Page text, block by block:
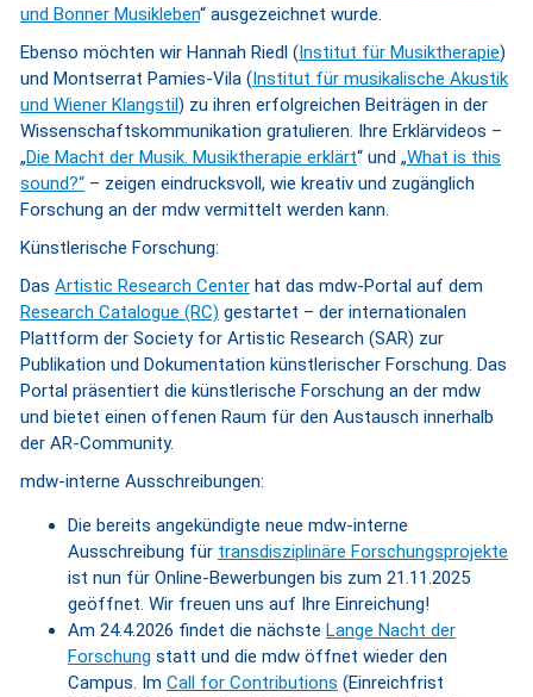
und Bonner Musikleben“ ausgezeichnet wurde.
Ebenso möchten wir Hannah Riedl (Institut für Musiktherapie)
und Montserrat Pamies-Vila (Institut für musikalische Akustik
und Wiener Klangstil) zu ihren erfolgreichen Beiträgen in der
Wissenschaftskommunikation gratulieren. Ihre Erklärvideos –
„Die Macht der Musik. Musiktherapie erklärt“ und „What is this
sound?“ – zeigen eindrucksvoll, wie kreativ und zugänglich
Forschung an der mdw vermittelt werden kann.
Künstlerische Forschung:
Das Artistic Research Center hat das mdw-Portal auf dem
Research Catalogue (RC) gestartet – der internationalen
Plattform der Society for Artistic Research (SAR) zur
Publikation und Dokumentation künstlerischer Forschung. Das
Portal präsentiert die künstlerische Forschung an der mdw
und bietet einen offenen Raum für den Austausch innerhalb
der AR-Community.
mdw-interne Ausschreibungen:
Die bereits angekündigte neue mdw-interne
Ausschreibung für transdisziplinäre Forschungsprojekte
ist nun für Online-Bewerbungen bis zum 21.11.2025
geöffnet. Wir freuen uns auf Ihre Einreichung!
Am 24.4.2026 findet die nächste Lange Nacht der
Forschung statt und die mdw öffnet wieder den
Campus. Im Call for Contributions (Einreichfrist